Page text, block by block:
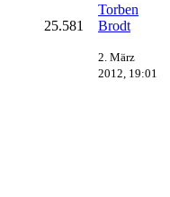
25.581
Torben
Brodt
2. März
2012, 19:01